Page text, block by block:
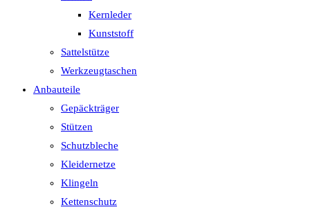
Kernleder
Kunststoff
Sattelstütze
Werkzeugtaschen
Anbauteile
Gepäckträger
Stützen
Schutzbleche
Kleidernetze
Klingeln
Kettenschutz